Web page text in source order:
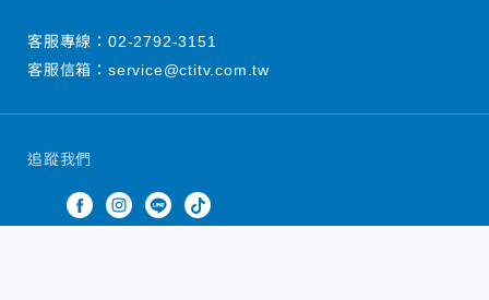
追蹤我們
客服專線： 02-2792-3151
客服信箱： service@ctitv.com.tw